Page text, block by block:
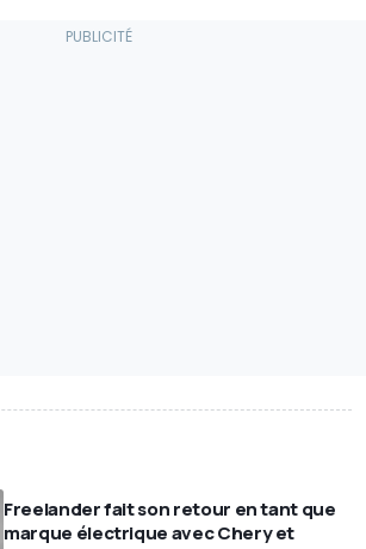
Freelander fait son retour en tant que
marque électrique avec Chery et